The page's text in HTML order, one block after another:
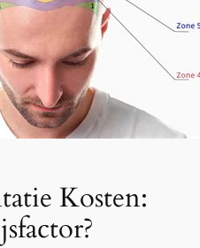
Kosten: